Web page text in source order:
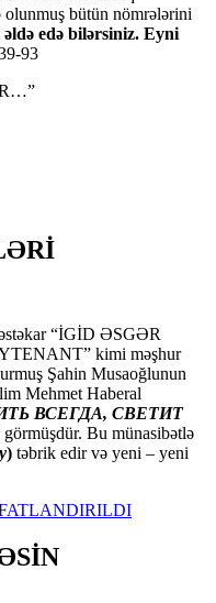
olunmuş bütün nömrələrini
edə bilərsiniz. Eyni
93
“İGİD ƏSGƏR
kimi məşhur
Şahin Musaoğlunun
Mehmet Haberal
ВСЕГДА, СВЕТИТ
görmüşdür. Bu münasibətlə
) təbrik edir və yeni – yeni